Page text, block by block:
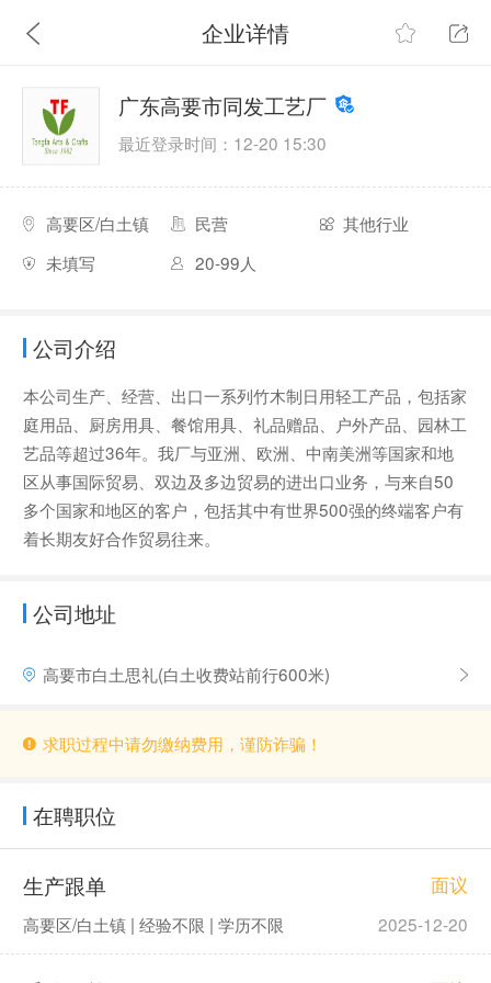
企业详情
广东高要市同发工艺厂
最近登录时间：12-20 15:30
高要区/白土镇 民营
其他行业
未填写
20-99人
公司介绍
本公司生产、经营、出口一系列竹木制日用轻工产品，包括家
庭用品、厨房用具、餐馆用具、礼品赠品、户外产品、园林工
艺品等超过36年。我厂与亚洲、欧洲、中南美洲等国家和地
区从事国际贸易、双边及多边贸易的进出口业务，与来自50
多个国家和地区的客户，包括其中有世界500强的终端客户有
着长期友好合作贸易往来。
公司地址
高要市白土思礼(白土收费站前行600米)
求职过程中请勿缴纳费用，谨防诈骗！
在聘职位
生产跟单 面议
高要区/白土镇 | 经验不限 | 学历不限 2025-12-20